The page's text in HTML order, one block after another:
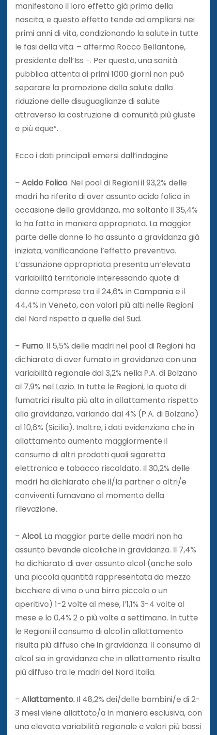
manifestano il loro effetto già prima della
nascita, e questo effetto tende ad ampliarsi nei
primi anni di vita, condizionando la salute in tutte
le fasi della vita. – afferma Rocco Bellantone,
presidente dell’Iss -. Per questo, una sanità
pubblica attenta ai primi 1000 giorni non può
separare la promozione della salute dalla
riduzione delle disuguaglianze di salute
attraverso la costruzione di comunità più giuste
e più eque”.
Ecco i dati principali emersi dall’indagine
– Acido Folico. Nel pool di Regioni il 93,2% delle
madri ha riferito di aver assunto acido folico in
occasione della gravidanza, ma soltanto il 35,4%
lo ha fatto in maniera appropriata. La maggior
parte delle donne lo ha assunto a gravidanza già
iniziata, vanificandone l’effetto preventivo.
L’assunzione appropriata presenta un’elevata
variabilità territoriale interessando quote di
donne comprese tra il 24,6% in Campania e il
44,4% in Veneto, con valori più alti nelle Regioni
del Nord rispetto a quelle del Sud.
– Fumo. Il 5,5% delle madri nel pool di Regioni ha
dichiarato di aver fumato in gravidanza con una
variabilità regionale dal 3,2% nella P.A. di Bolzano
al 7,9% nel Lazio. In tutte le Regioni, la quota di
fumatrici risulta più alta in allattamento rispetto
alla gravidanza, variando dal 4% (P.A. di Bolzano)
al 10,6% (Sicilia). Inoltre, i dati evidenziano che in
allattamento aumenta maggiormente il
consumo di altri prodotti quali sigaretta
elettronica e tabacco riscaldato. Il 30,2% delle
madri ha dichiarato che il/la partner o altri/e
conviventi fumavano al momento della
rilevazione.
– Alcol. La maggior parte delle madri non ha
assunto bevande alcoliche in gravidanza. Il 7,4%
ha dichiarato di aver assunto alcol (anche solo
una piccola quantità rappresentata da mezzo
bicchiere di vino o una birra piccola o un
aperitivo) 1-2 volte al mese, l’1,1% 3-4 volte al
mese e lo 0,4% 2 o più volte a settimana. In tutte
le Regioni il consumo di alcol in allattamento
risulta più diffuso che in gravidanza. Il consumo di
alcol sia in gravidanza che in allattamento risulta
più diffuso tra le madri del Nord Italia.
– Allattamento. Il 48,2% dei/delle bambini/e di 2-
3 mesi viene allattato/a in maniera esclusiva, con
una elevata variabilità regionale e valori più bassi